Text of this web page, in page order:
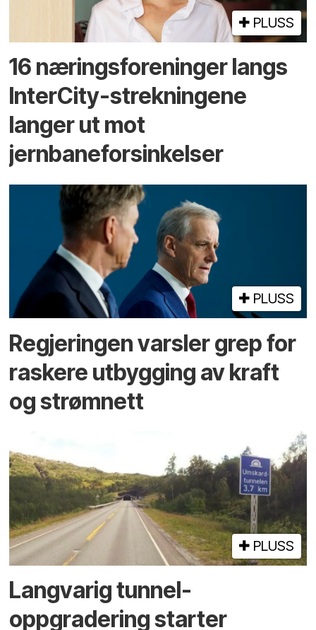
PLUSS
16 næringsforeninger langs
InterCity-strekningene
langer ut mot
jernbaneforsinkelser
PLUSS
Regjeringen varsler grep for
raskere utbygging av kraft
og strømnett
PLUSS
Langvarig tunnel­
oppgradering starter